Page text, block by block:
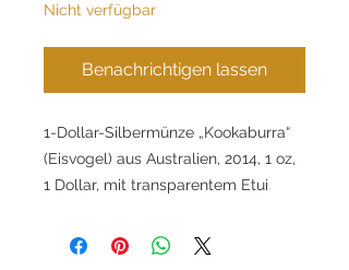
Nicht verfügbar
Benachrichtigen lassen
1-Dollar-Silbermünze „Kookaburra“
(Eisvogel) aus Australien, 2014, 1 oz,
1 Dollar, mit transparentem Etui